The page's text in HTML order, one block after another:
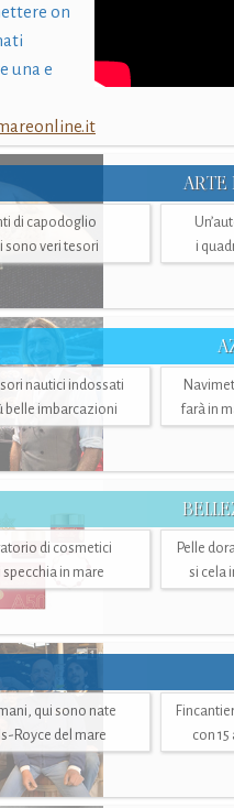
on
una e
ARTE
di capodoglio
sono veri tesori
i
nautici indossati
belle imbarcazioni
farà in
di cosmetici
specchia in mare
Pelle
si cela
qui sono nate
Royce del mare
con